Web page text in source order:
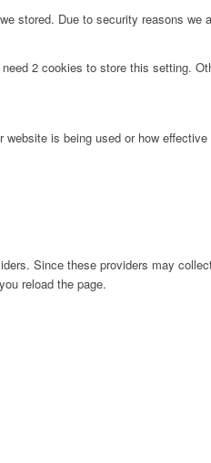
stored. Due to security reasons
2 cookies to store this setting.
is being used or how
Since these providers may
reload the page.